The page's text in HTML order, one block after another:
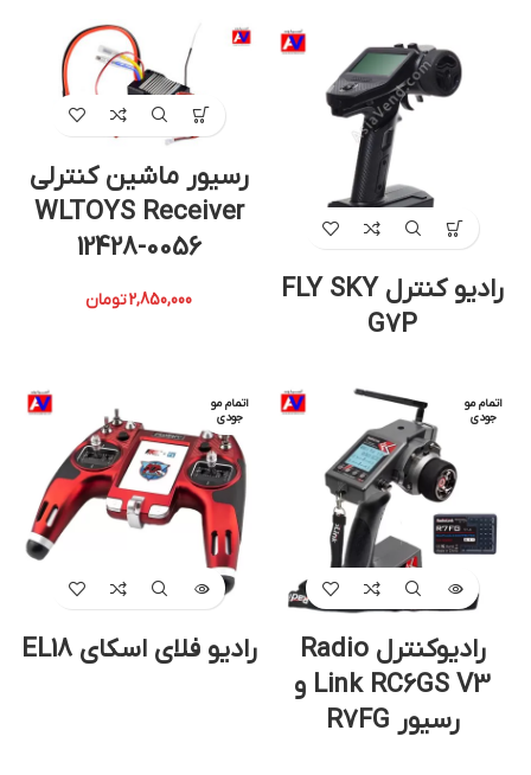
رادیو کنترل FLY SKY
G7P
رسیور ماشین کنترلی
WLTOYS Receiver
12428-0056
2,850,000تومان
اتمام مو
جودی
رادیوکنترل Radio
Link RC6GS V3 و
رسیور R7FG
اتمام مو
جودی
رادیو فلای اسکای EL18